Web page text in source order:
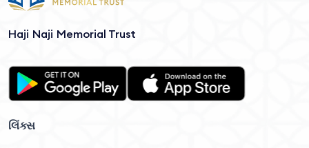
Haji Naji Memorial Trust
લિંક્સ